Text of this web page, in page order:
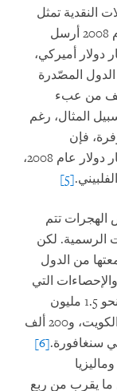
النقدية تمثل
مصدراً هاماً للدخل للعائلات الفقيرة. في عام 2008 أرسل
لدولهم ما يُقدر بـ 444 مليار دولار أميركي،
الدول المصّدرة
من عبء
المثال، رغم
فإن
المهاجرات من الفلبين أرسلن لبلدهن 19 مليار دولار عام 2008،
[5]
الهجرات تتم
الرسمية. لكن
من الدول
التي
تصرح بها الحكومات لوسائل الإعلام، فهناك نحو 1.5 مليون
عاملة مهاجرة في السعودية، و660 ألفاً في الكويت، و200 ألف
[6]
ما يقرب من ربع